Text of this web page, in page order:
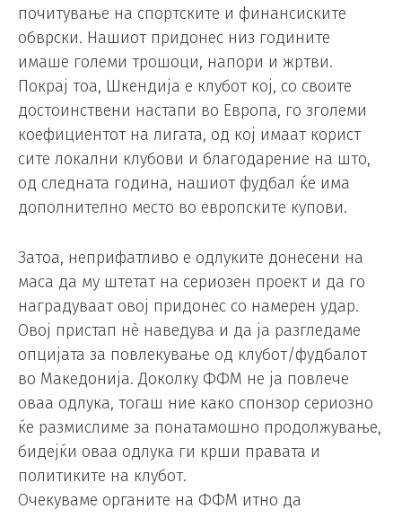
почитување на спортските и финансиските
обврски. Нашиот придонес низ годините
имаше големи трошоци, напори и жртви.
Покрај тоа, Шкендија е клубот кој, со своите
достоинствени настапи во Европа, го зголеми
коефициентот на лигата, од кој имаат корист
сите локални клубови и благодарение на што,
од следната година, нашиот фудбал ќе има
дополнително место во европските купови.
Затоа, неприфатливо е одлуките донесени на
маса да му штетат на сериозен проект и да го
наградуваат овој придонес со намерен удар.
Овој пристап нè наведува и да ја разгледаме
опцијата за повлекување од клубот/фудбалот
во Македонија. Доколку ФФМ не ја повлече
оваа одлука, тогаш ние како спонзор сериозно
ќе размислиме за понатамошно продолжување,
бидејќи оваа одлука ги крши правата и
политиките на клубот.
Очекуваме органите на ФФМ итно да